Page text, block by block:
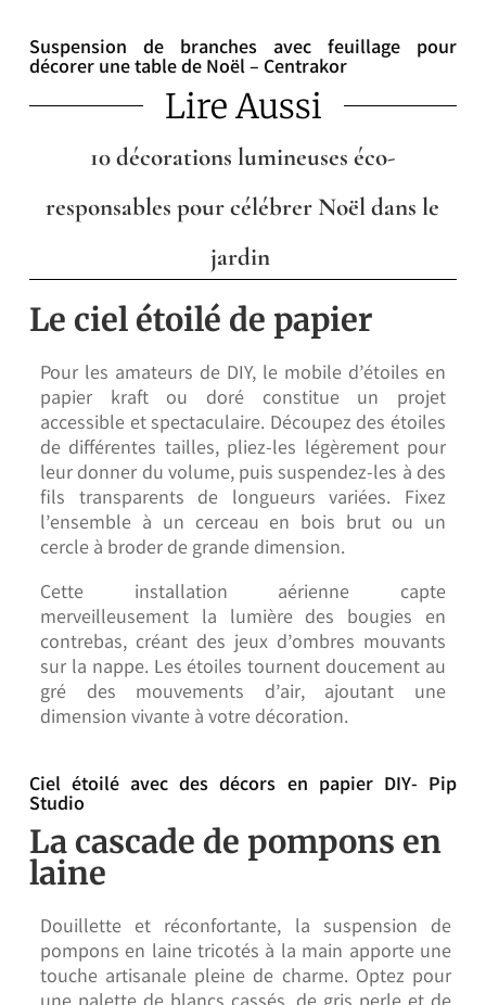
Suspension de branches avec feuillage pour
décorer une table de Noël – Centrakor
Lire Aussi
10 décorations lumineuses éco-
responsables pour célébrer Noël dans le
jardin
Le ciel étoilé de papier
Pour les amateurs de DIY, le mobile d’étoiles en
papier kraft ou doré constitue un projet
accessible et spectaculaire. Découpez des étoiles
de différentes tailles, pliez-les légèrement pour
leur donner du volume, puis suspendez-les à des
fils transparents de longueurs variées. Fixez
l’ensemble à un cerceau en bois brut ou un
cercle à broder de grande dimension.
Cette installation aérienne capte
merveilleusement la lumière des bougies en
contrebas, créant des jeux d’ombres mouvants
sur la nappe. Les étoiles tournent doucement au
gré des mouvements d’air, ajoutant une
dimension vivante à votre décoration.
Ciel étoilé avec des décors en papier DIY- Pip
Studio
La cascade de pompons en
laine
Douillette et réconfortante, la suspension de
pompons en laine tricotés à la main apporte une
touche artisanale pleine de charme. Optez pour